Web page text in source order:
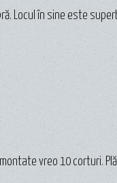
Locul în sine este
vreo 10 corturi.